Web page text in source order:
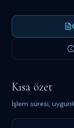
Kısa özet
İşlem süresi,